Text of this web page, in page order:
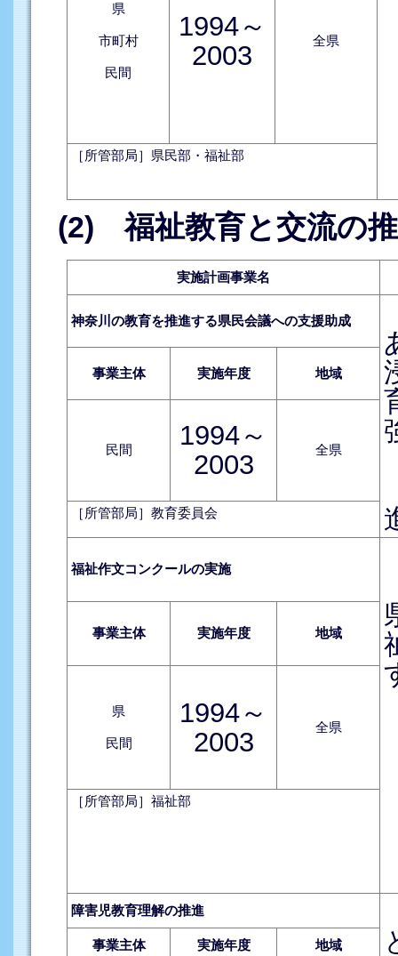
県
市町村
民間
1994～
2003
全県
［所管部局］県民部・福祉部
(2) 福祉教育と交流の
実施計画事業名
神奈川の教育を推進する県民会議への支援助成
事業主体 実施年度 地域
民間
1994～
2003
全県
［所管部局］教育委員会
福祉作文コンクールの実施
事業主体 実施年度 地域
県
民間
1994～
2003
全県
［所管部局］福祉部
障害児教育理解の推進
事業主体 実施年度 地域